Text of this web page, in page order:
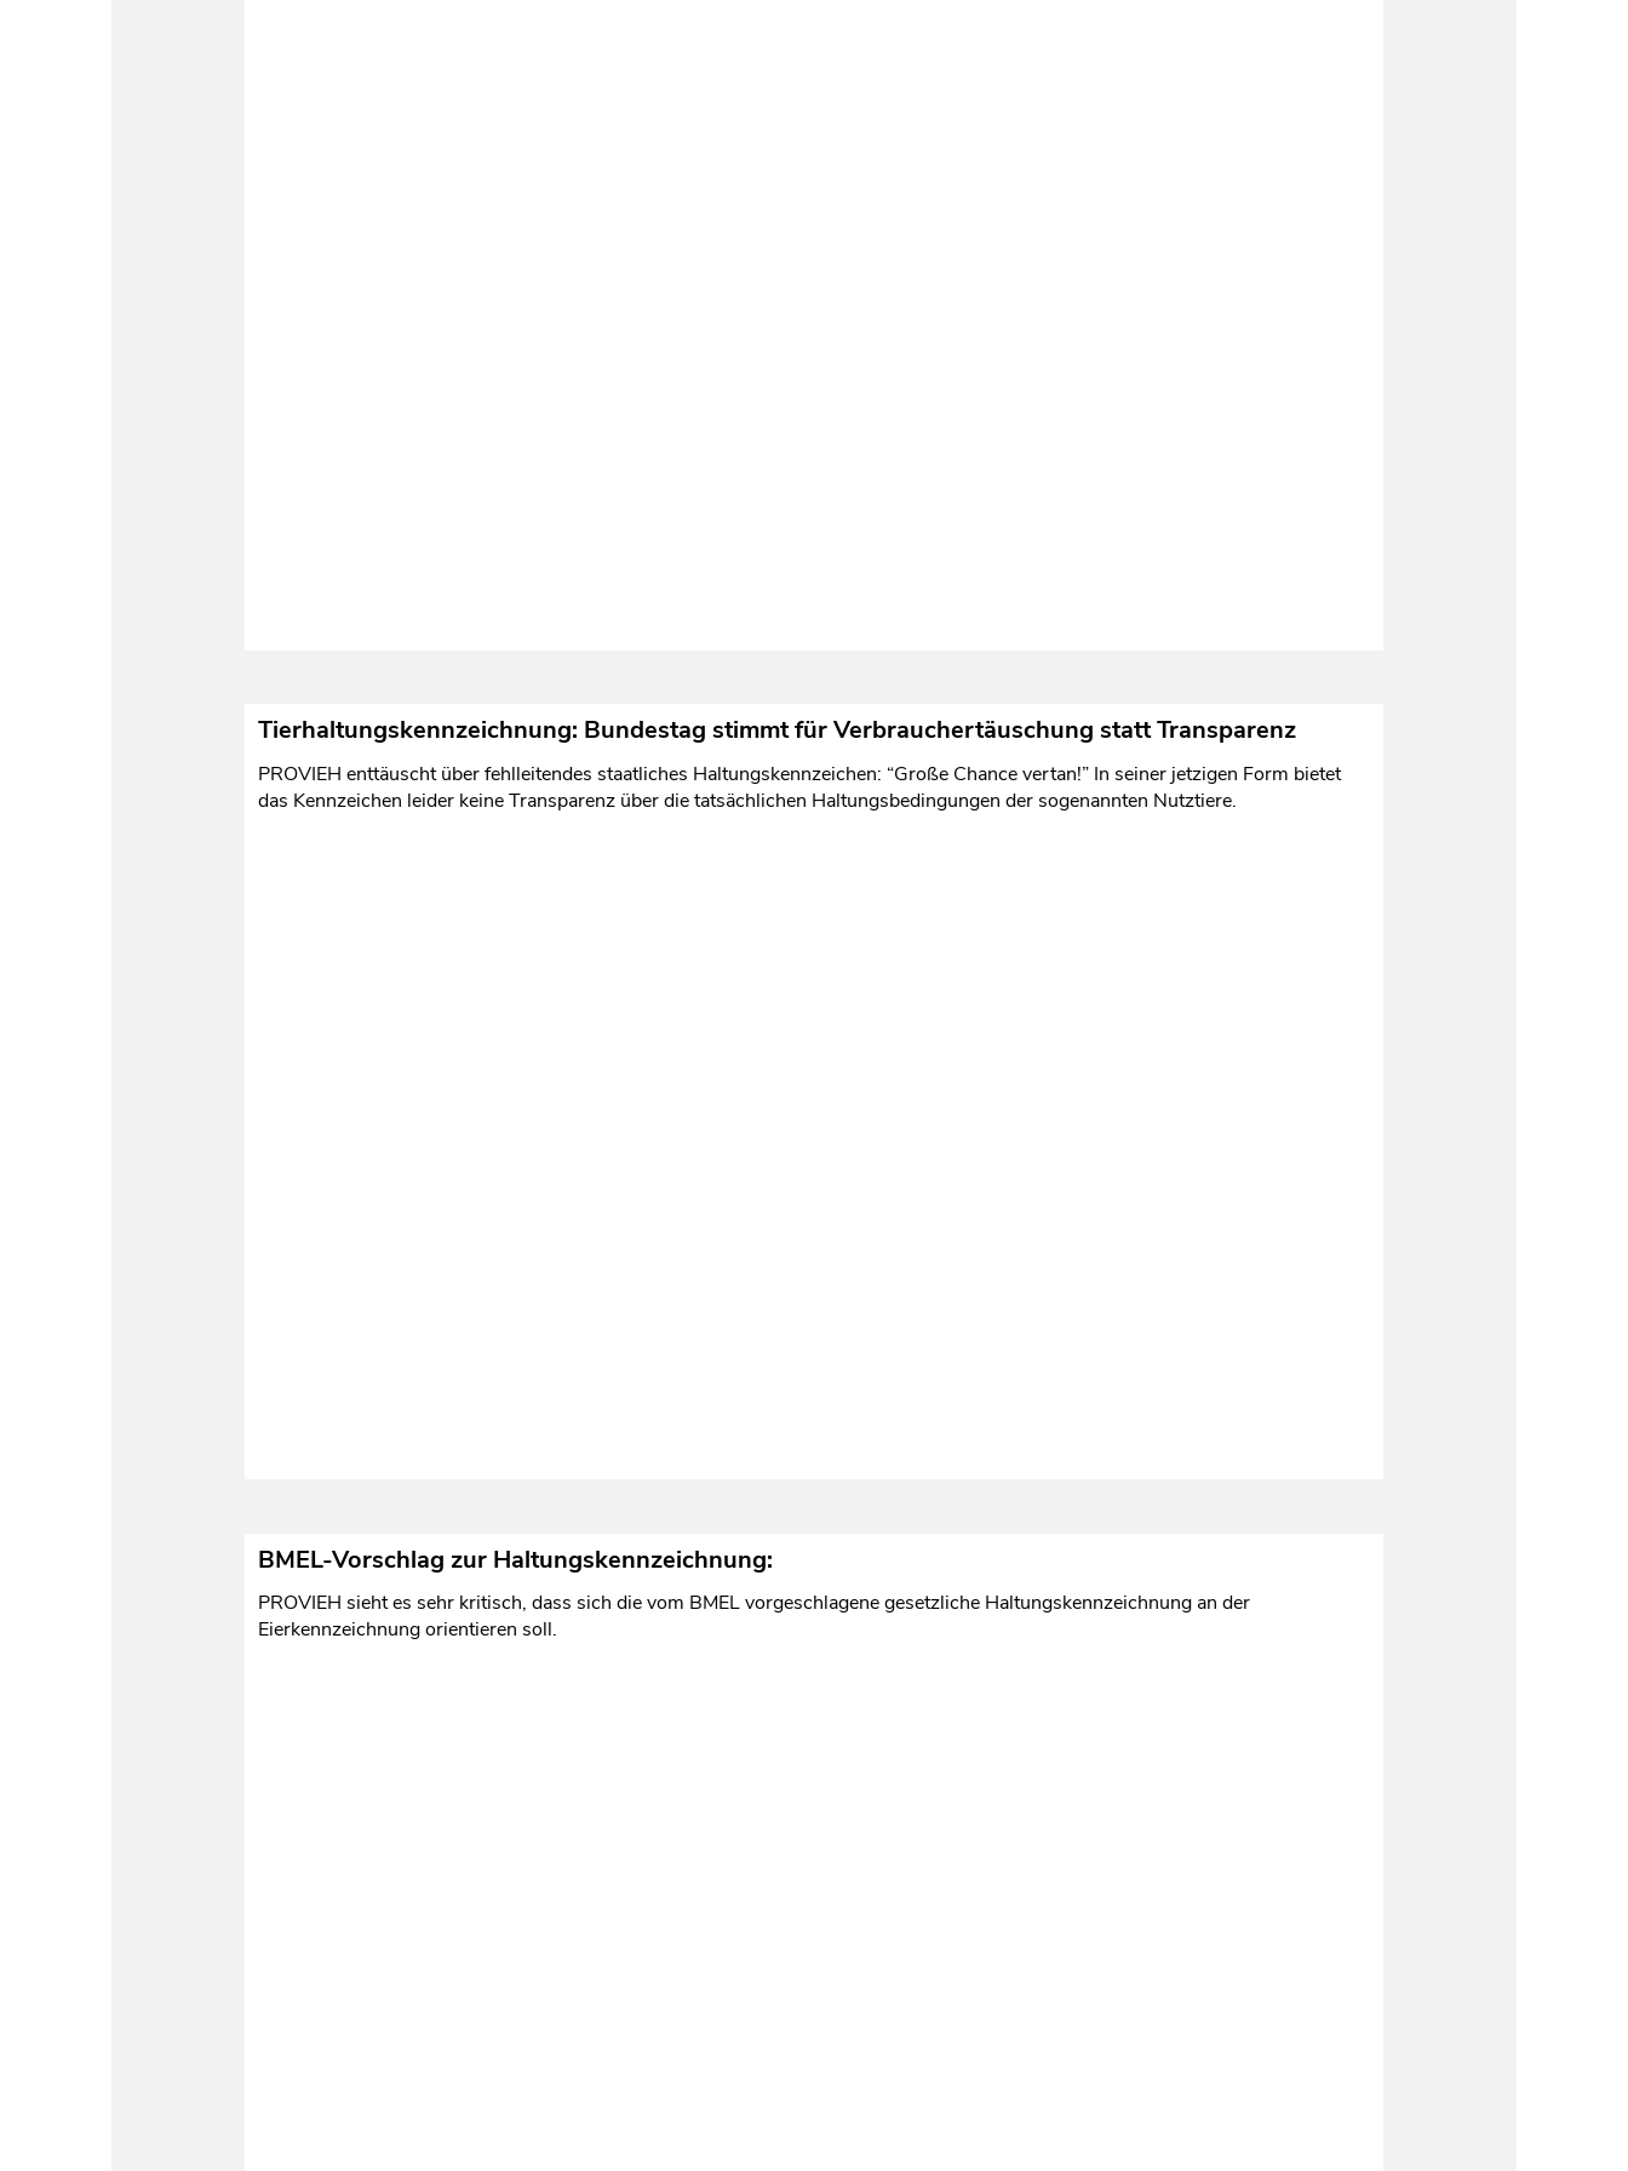
Tierhaltungskennzeichnung: Bundestag stimmt für Verbrauchertäuschung statt Transparenz
PROVIEH enttäuscht über fehlleitendes staatliches Haltungskennzeichen: “Große Chance vertan!” In seiner jetzigen Form bietet
das Kennzeichen leider keine Transparenz über die tatsächlichen Haltungsbedingungen der sogenannten Nutztiere.
BMEL-Vorschlag zur Haltungskennzeichnung:
PROVIEH sieht es sehr kritisch, dass sich die vom BMEL vorgeschlagene gesetzliche Haltungskennzeichnung an der
Eierkennzeichnung orientieren soll.